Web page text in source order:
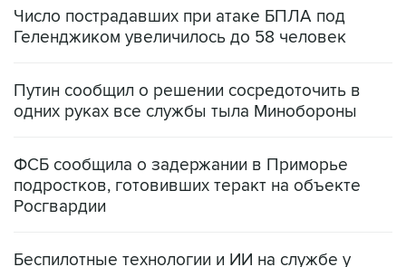
Число пострадавших при атаке БПЛА под
Геленджиком увеличилось до 58 человек
Путин сообщил о решении сосредоточить в
одних руках все службы тыла Минобороны
ФСБ сообщила о задержании в Приморье
подростков, готовивших теракт на объекте
Росгвардии
Беспилотные технологии и ИИ на службе у